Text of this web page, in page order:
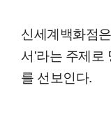
신세계백화점
서'라는 주제로
를 선보인다.